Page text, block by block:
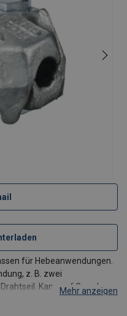
für Hebeanwendungen.
z. B. zwei
Kann auf Grund
angebracht werden.
Mehr anzeigen